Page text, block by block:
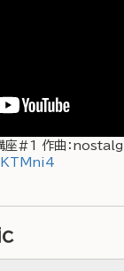
講座#1 作曲：